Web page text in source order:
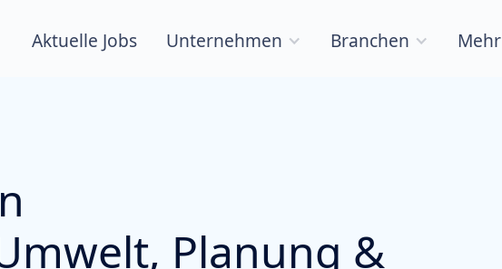
Aktuelle Jobs Unternehmen Branchen Mehr
Planung &